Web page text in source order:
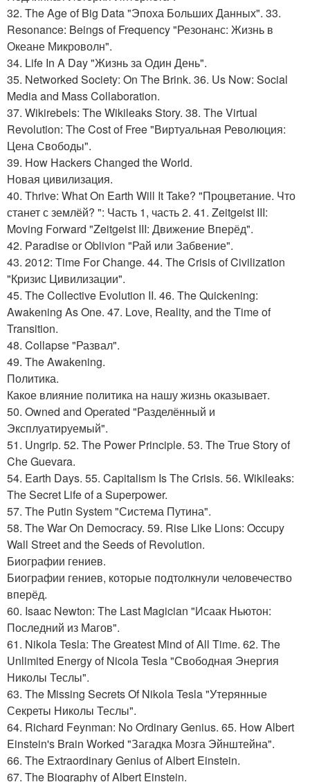
32. The Age of Big Data "Эпоха Больших Данных". 33.
Resonance: Beings of Frequency "Резонанс: Жизнь в
Океане Микроволн".
34. Life In A Day "Жизнь за Один День".
35. Networked Society: On The Brink. 36. Us Now: Social
Media and Mass Collaboration.
37. Wikirebels: The Wikileaks Story. 38. The Virtual
Revolution: The Cost of Free "Виртуальная Революция:
Цена Свободы".
39. How Hackers Changed the World.
Новая цивилизация.
40. Thrive: What On Earth Will It Take? "Процветание. Что
станет с землёй? ": Часть 1, часть 2. 41. Zeitgeist III:
Moving Forward "Zeitgeist III: Движение Вперёд".
42. Paradise or Oblivion "Рай или Забвение".
43. 2012: Time For Change. 44. The Crisis of Civilization
"Кризис Цивилизации".
45. The Collective Evolution II. 46. The Quickening:
Awakening As One. 47. Love, Reality, and the Time of
Transition.
48. Collapse "Развал".
49. The Awakening.
Политика.
Какое влияние политика на нашу жизнь оказывает.
50. Owned and Operated "Разделённый и
Эксплуатируемый".
51. Ungrip. 52. The Power Principle. 53. The True Story of
Che Guevara.
54. Earth Days. 55. Capitalism Is The Crisis. 56. Wikileaks:
The Secret Life of a Superpower.
57. The Putin System "Система Путина".
58. The War On Democracy. 59. Rise Like Lions: Occupy
Wall Street and the Seeds of Revolution.
Биографии гениев.
Биографии гениев, которые подтолкнули человечество
вперёд.
60. Isaac Newton: The Last Magician "Исаак Ньютон:
Последний из Магов".
61. Nikola Tesla: The Greatest Mind of All Time. 62. The
Unlimited Energy of Nicola Tesla "Свободная Энергия
Николы Теслы".
63. The Missing Secrets Of Nikola Tesla "Утерянные
Секреты Николы Теслы".
64. Richard Feynman: No Ordinary Genius. 65. How Albert
Einstein's Brain Worked "Загадка Мозга Эйнштейна".
66. The Extraordinary Genius of Albert Einstein.
67. The Biography of Albert Einstein.